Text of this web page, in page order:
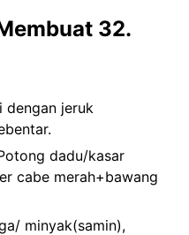
32.
dengan jeruk
dadu/kasar
cabe merah+bawang
minyak(samin),